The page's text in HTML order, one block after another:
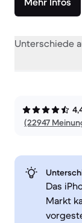
Unterschiede
(22947
Das
Markt